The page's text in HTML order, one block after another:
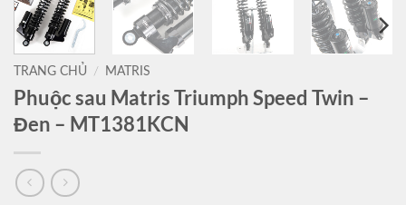
TRANG CHỦ / MATRIS
Phuộc sau Matris Triumph Speed Twin –
Đen – MT1381KCN